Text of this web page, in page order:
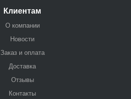
Клиентам
О компании
Новости
Заказ и оплата
Доставка
Отзывы
Контакты